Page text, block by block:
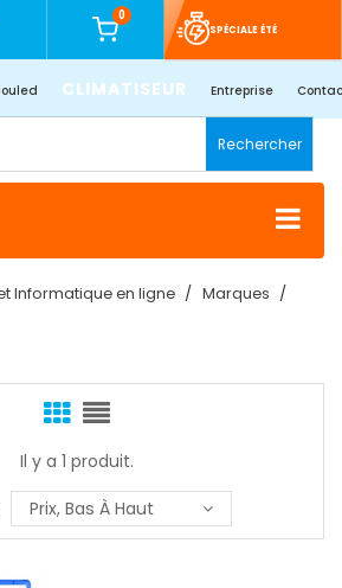
0
SPÉCIALE ÉTÉ
CLIMATISEUR Entreprise
Rechercher
Informatique en ligne
Marques
Il y a 1 produit.
Prix, Bas À Haut